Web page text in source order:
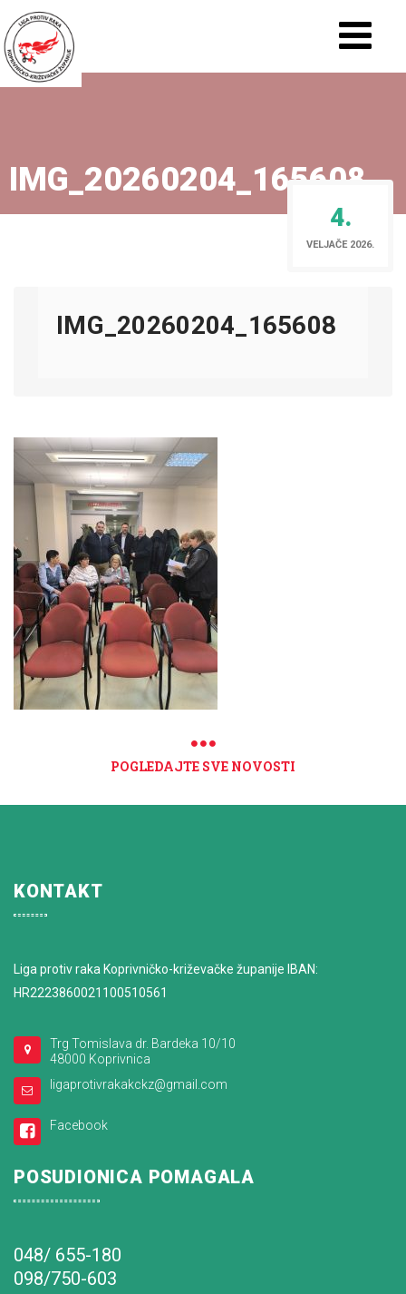
IMG_20260204_165608
4.
VELJAČE 2026.
IMG_20260204_165608
POGLEDAJTE SVE NOVOSTI
KONTAKT
Liga protiv raka Koprivničko-križevačke županije IBAN:
HR2223860021100510561
Trg Tomislava dr. Bardeka 10/10
48000 Koprivnica
ligaprotivrakakckz@gmail.com
Facebook
POSUDIONICA POMAGALA
048/ 655-180
098/750-603